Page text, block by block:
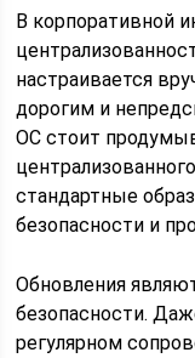
В корпоративной
настраивается
дорогим и
ОС стоит
стандартные
безопасности и
Обновления
безопасности.
регулярном